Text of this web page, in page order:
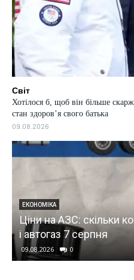
Світ
Хотілося б, щоб він більше
стан здоров’я свого батька
09.08.2026
ЕКОНОМІКА
Ціни на АЗС: скільки
і автогаз 7 серпня
09.08.2026 0